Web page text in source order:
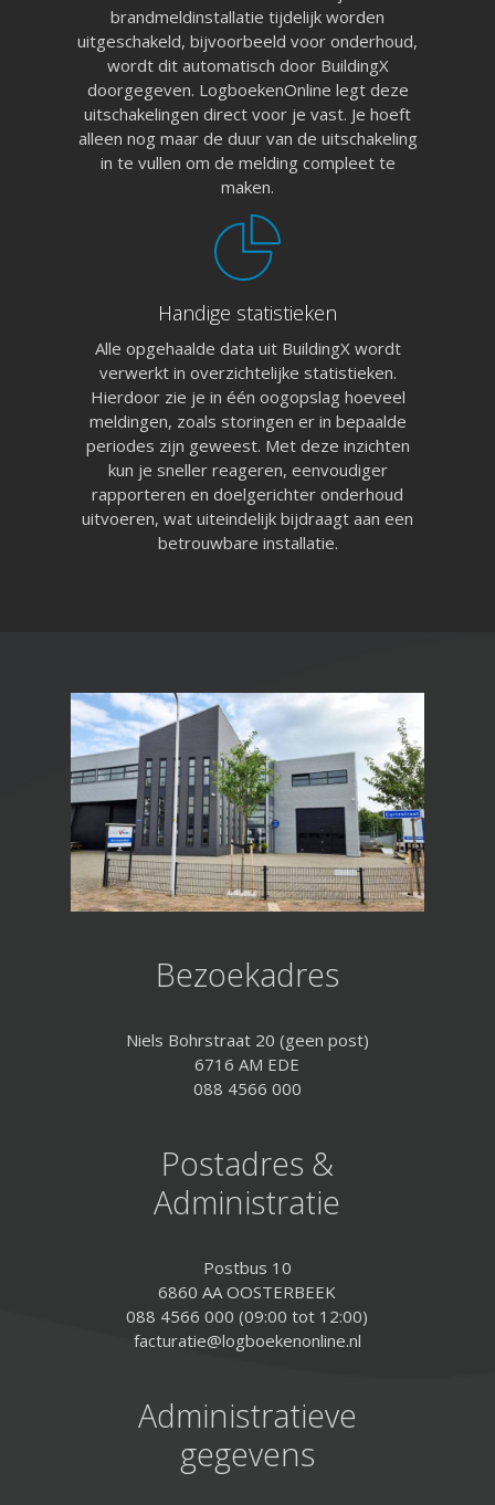
brandmeldinstallatie tijdelijk worden
uitgeschakeld, bijvoorbeeld voor onderhoud,
wordt dit automatisch door BuildingX
doorgegeven. LogboekenOnline legt deze
uitschakelingen direct voor je vast. Je hoeft
alleen nog maar de duur van de uitschakeling
in te vullen om de melding compleet te
maken.
Handige statistieken
Alle opgehaalde data uit BuildingX wordt
verwerkt in overzichtelijke statistieken.
Hierdoor zie je in één oogopslag hoeveel
meldingen, zoals storingen er in bepaalde
periodes zijn geweest. Met deze inzichten
kun je sneller reageren, eenvoudiger
rapporteren en doelgerichter onderhoud
uitvoeren, wat uiteindelijk bijdraagt aan een
betrouwbare installatie.
Bezoekadres
Niels Bohrstraat 20 (geen post)
6716 AM EDE
088 4566 000
Postadres &
Administratie
Postbus 10
6860 AA OOSTERBEEK
088 4566 000 (09:00 tot 12:00)
facturatie@logboekenonline.nl
Administratieve
gegevens